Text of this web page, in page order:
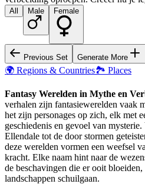
All Male Female
Previous Set Generate More
🌍 Regions & Countries🏞️ Places
Fantasy Werelden in Mythe en
verhalen zijn fantasiewerelden vaak
het zijn personages op zich, elk met
geschiedenis en gevoel van
Ellendale tot de door stormen
deze werelden vormen een weefsel
kracht. Elke naam hint naar de
de beschavingen die er ooit
landschappen schuilgaan.